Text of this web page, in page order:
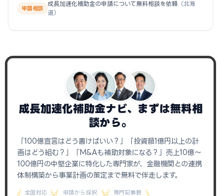
申請相談
成長加速化補助金の申請について無料相談を依頼 （北海
道）
成長加速化補助金ナビ、まずは無料相
談から。
「100億宣言はどう書けばいい？」「投資額1億円以上の計
画はどう組む？」「M&Aも補助対象になる？」売上10億〜
100億円の中堅企業に特化した専門家が、金融機関との連携
体制構築から事業計画の策定まで無料で伴走します。
全国対応 申請から採択 専門記事数